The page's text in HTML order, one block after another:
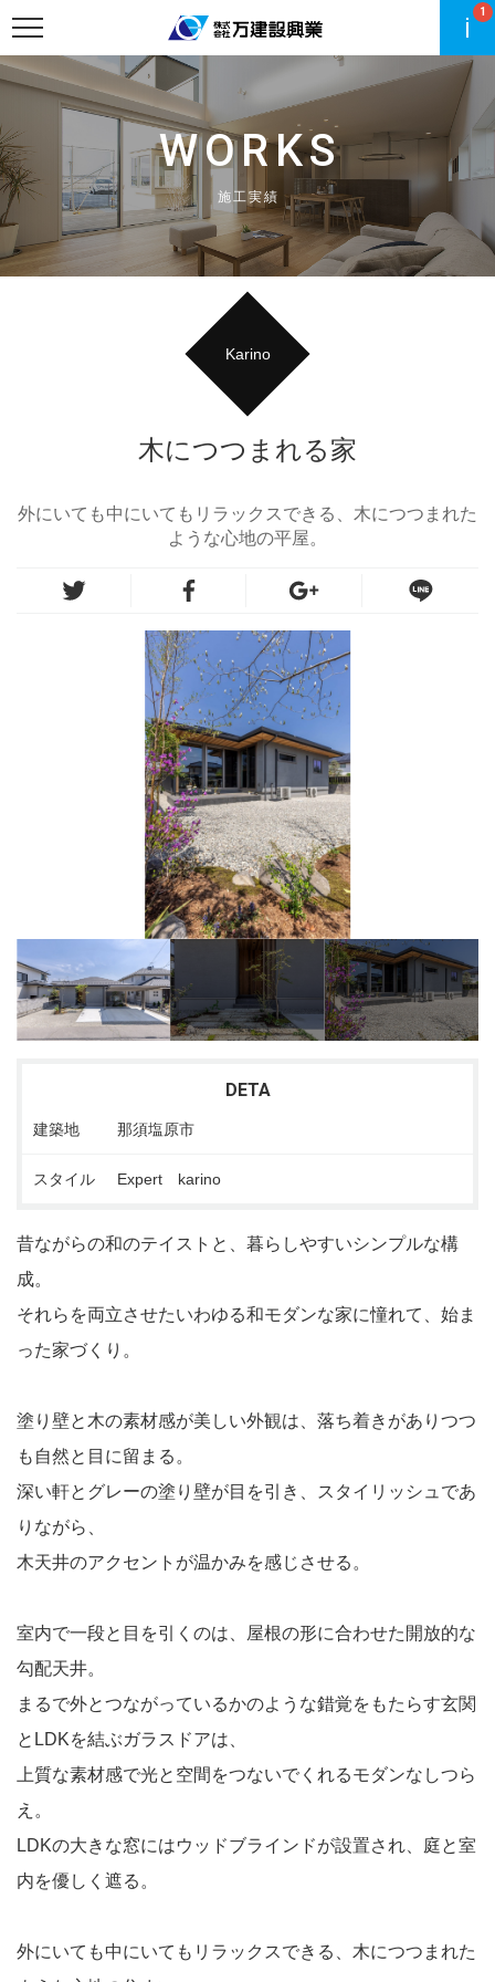
1
WORKS
施工実績
Karino
木につつまれる家
外にいても中にいてもリラックスできる、木につつまれた
ような心地の平屋。
DETA
建築地 那須塩原市
スタイル Expert karino
昔ながらの和のテイストと、暮らしやすいシンプルな構
成。
それらを両立させたいわゆる和モダンな家に憧れて、始ま
った家づくり。
塗り壁と木の素材感が美しい外観は、落ち着きがありつつ
も自然と目に留まる。
深い軒とグレーの塗り壁が目を引き、スタイリッシュであ
りながら、
木天井のアクセントが温かみを感じさせる。
室内で一段と目を引くのは、屋根の形に合わせた開放的な
勾配天井。
まるで外とつながっているかのような錯覚をもたらす玄関
とLDKを結ぶガラスドアは、
上質な素材感で光と空間をつないでくれるモダンなしつら
え。
LDKの大きな窓にはウッドブラインドが設置され、庭と室
内を優しく遮る。
外にいても中にいてもリラックスできる、木につつまれた